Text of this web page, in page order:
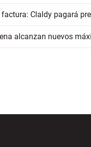
Claldy pagará
alcanzan nuevos